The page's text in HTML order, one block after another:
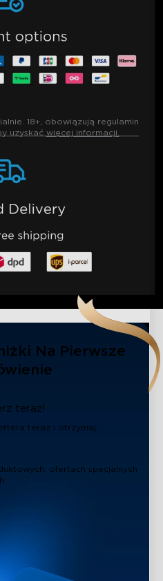
18+, obowiązują regulamin
uzyskać więcej informacji.
Na Pierwsze
teraz!
teraz i otrzymaj:
ofertach specjalnych